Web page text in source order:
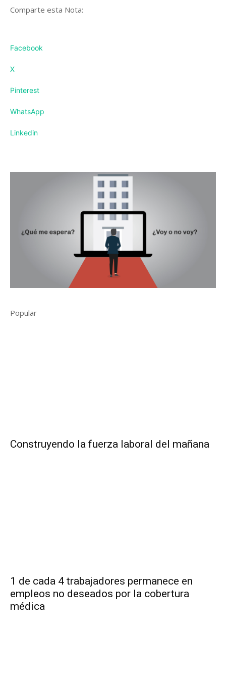
Comparte esta Nota:
Facebook
X
Pinterest
WhatsApp
Linkedin
Popular
Construyendo la fuerza laboral del mañana
1 de cada 4 trabajadores permanece en
empleos no deseados por la cobertura
médica